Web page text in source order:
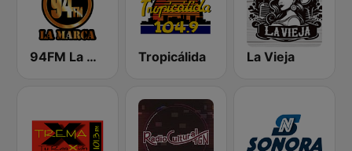
94FM La Marca Tropicálida La Vieja